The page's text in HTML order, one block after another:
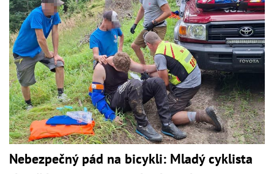
Nebezpečný pád na bicykli: Mladý cyklista